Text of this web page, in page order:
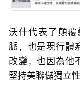
沃什代表了顛
脈，也是現行體
改變，也因為他
堅持美聯儲獨立